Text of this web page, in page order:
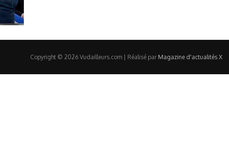
Copyright © 2026 Vudailleurs.com | Réalisé par Magazine d'actualités X